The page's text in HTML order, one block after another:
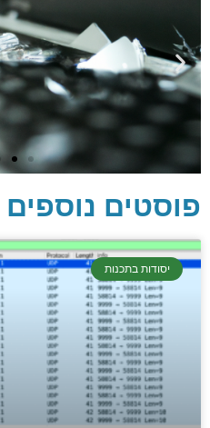
יסודות
קריפטוגרפיה,
יסודי וחשוב שגם
הכנסו
פוסטים
יסודות בתכנות